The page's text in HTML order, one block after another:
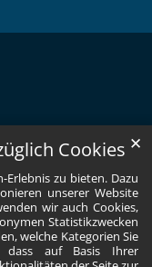
Cookies
zu bieten. Dazu
unserer Website
wir auch Cookies,
Statistikzwecken
welche Kategorien Sie
dass auf Basis Ihrer
✕